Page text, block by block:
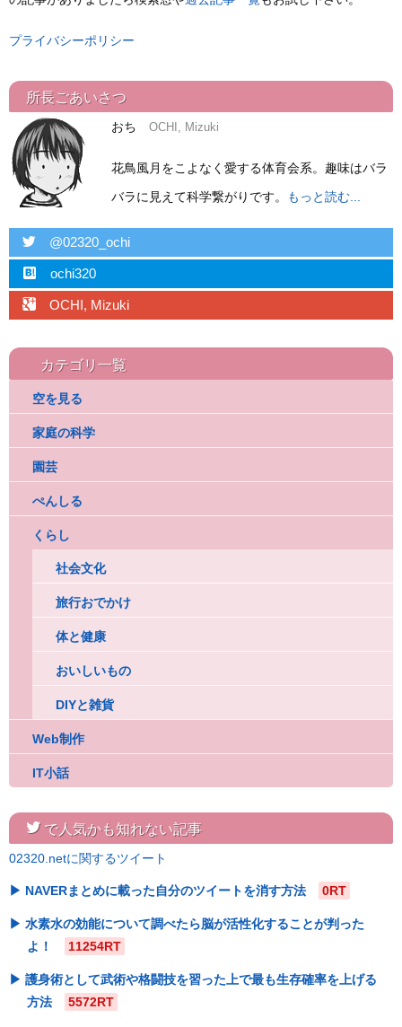
プライバシーポリシー
所長ごあいさつ
おち OCHI, Mizuki
花鳥風月をこよなく愛する体育会系。趣味はバラ
バラに見えて科学繋がりです。
もっと読む...
twitter @02320_ochi
hatebu ochi320
googleplus OCHI, Mizuki
カテゴリ一覧
空を見る
家庭の科学
園芸
ぺんしる
くらし
社会文化
旅行おでかけ
体と健康
おいしいもの
DIYと雑貨
Web制作
IT小話
twitterで人気かも知れない記事
02320.netに関するツイート
NAVERまとめに載った自分のツイートを消す方法 0RT
水素水の効能について調べたら脳が活性化することが判った
よ！
11254RT
護身術として武術や格闘技を習った上で最も生存確率を上げる
方法
5572RT